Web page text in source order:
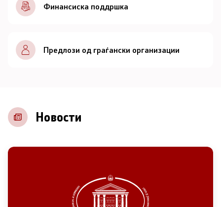
Документи
Записници и дневни редови од седниците на
Советот
Контакт
Основање на здружение
Финансиска поддршка
Предлози од граѓански организации
Новости